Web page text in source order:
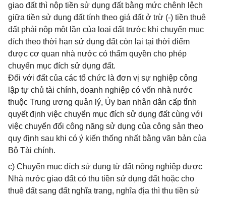
giao đất thì nộp tiền sử dụng đất bằng mức chênh lệch
giữa tiền sử dụng đất tính theo giá đất ở trừ (-) tiền thuê
đất phải nộp một lần của loại đất trước khi chuyển mục
đích theo thời hạn sử dụng đất còn lại tại thời điểm
được cơ quan nhà nước có thẩm quyền cho phép
chuyển mục đích sử dụng đất.
Đối với đất của các tổ chức là đơn vị sự nghiệp công
lập tự chủ tài chính, doanh nghiệp có vốn nhà nước
thuộc Trung ương quản lý, Ủy ban nhân dân cấp tỉnh
quyết định việc chuyển mục đích sử dụng đất cùng với
việc chuyển đổi công năng sử dụng của công sản theo
quy định sau khi có ý kiến thống nhất bằng văn bản của
Bộ Tài chính.
c) Chuyển mục đích sử dụng từ đất nông nghiệp được
Nhà nước giao đất có thu tiền sử dụng đất hoặc cho
thuê đất sang đất nghĩa trang, nghĩa địa thì thu tiền sử